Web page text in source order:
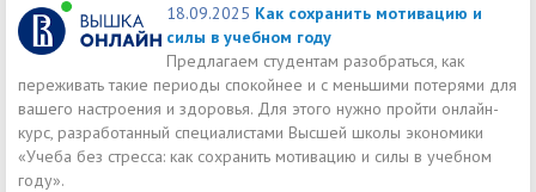
18.09.2025 Как сохранить мотивацию и
силы в учебном году
Предлагаем студентам разобраться, как
переживать такие периоды спокойнее и с меньшими потерями для
вашего настроения и здоровья. Для этого нужно пройти онлайн-
курс, разработанный специалистами Высшей школы экономики
«Учеба без стресса: как сохранить мотивацию и силы в учебном
году».